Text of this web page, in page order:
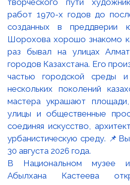
В Национальном музее
Абылхана Кастеева